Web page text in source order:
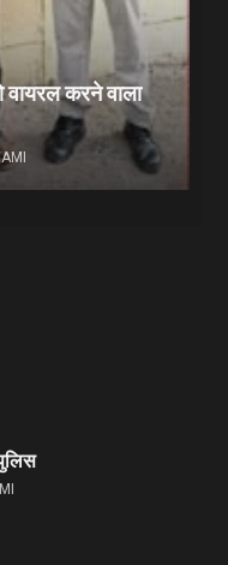
वायरल करने वाला